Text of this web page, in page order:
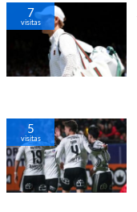
7
visitas
5
visitas